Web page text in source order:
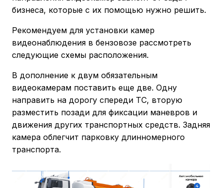
бизнеса, которые с их помощью нужно решить.
Рекомендуем для установки камер
видеонаблюдения в бензовозе рассмотреть
следующие схемы расположения.
В дополнение к двум обязательным
видеокамерам поставить еще две. Одну
направить на дорогу спереди ТС, вторую
разместить позади для фиксации маневров и
движения других транспортных средств. Задняя
камера облегчит парковку длинномерного
транспорта.